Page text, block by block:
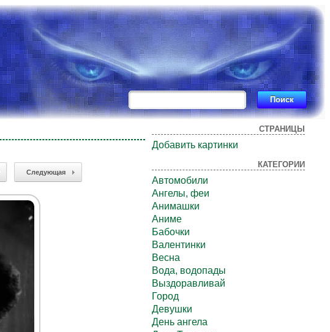
Следующая
СТРАНИЦЫ
Добавить картинки
КАТЕГОРИИ
Автомобили
Ангелы, феи
Анимашки
Аниме
Бабочки
Валентинки
Весна
Вода, водопады
Выздоравливай
Город
Девушки
День ангела